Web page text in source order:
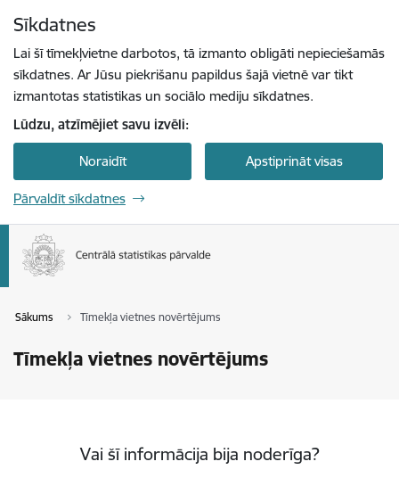
Sīkdatnes
Lai šī tīmekļvietne darbotos, tā izmanto obligāti nepieciešamās
sīkdatnes. Ar Jūsu piekrišanu papildus šajā vietnē var tikt
izmantotas statistikas un sociālo mediju sīkdatnes.
Lūdzu, atzīmējiet savu izvēli:
Noraidīt Apstiprināt visas
Pārvaldīt sīkdatnes
Sākums Tīmekļa vietnes novērtējums
Tīmekļa vietnes novērtējums
Vai šī informācija bija noderīga?